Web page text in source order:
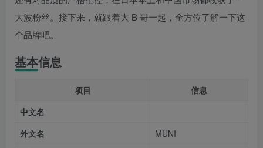
大波粉丝。接下来，就跟着大 B 哥一起，全方位了解一下这
个品牌吧。
基本信息
项目
信息
中文名
外文名
MUNI